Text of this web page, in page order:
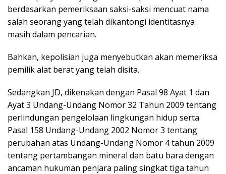
berdasarkan pemeriksaan saksi-saksi mencuat nama
salah seorang yang telah dikantongi identitasnya
masih dalam pencarian.
Bahkan, kepolisian juga menyebutkan akan memeriksa
pemilik alat berat yang telah disita.
Sedangkan JD, dikenakan dengan Pasal 98 Ayat 1 dan
Ayat 3 Undang-Undang Nomor 32 Tahun 2009 tentang
perlindungan pengelolaan lingkungan hidup serta
Pasal 158 Undang-Undang 2002 Nomor 3 tentang
perubahan atas Undang-Undang Nomor 4 tahun 2009
tentang pertambangan mineral dan batu bara dengan
ancaman hukuman penjara paling singkat tiga tahun